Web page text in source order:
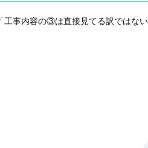
「工事内容の③は直接見てる訳ではな